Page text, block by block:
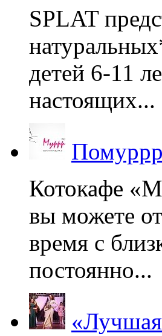
SPLAT
детей 6-11
настоящих...
Котокафе
вы можете
время с
постоянно...